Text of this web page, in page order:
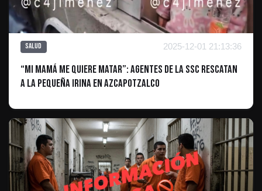
Salud 2025-12-01 21:13:36
“Mi Mamá Me Quiere Matar”: Agentes de la SSC Rescatan
a la Pequeña Irina en Azcapotzalco